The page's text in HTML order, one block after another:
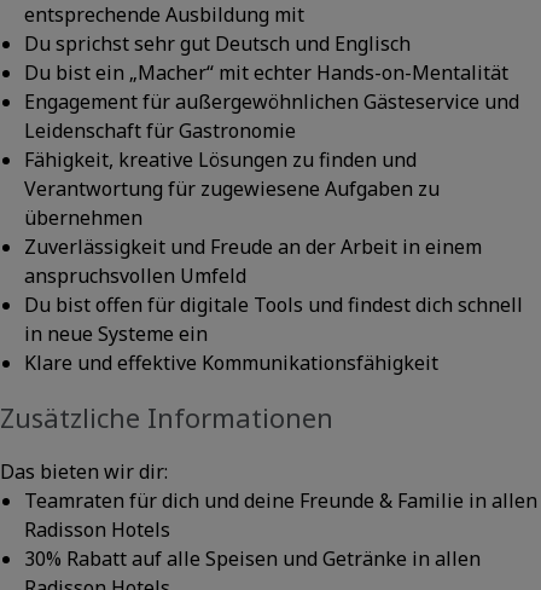
entsprechende Ausbildung mit
Du sprichst sehr gut Deutsch und Englisch
Du bist ein „Macher“ mit echter Hands-on-Mentalität
Engagement für außergewöhnlichen Gästeservice und
Leidenschaft für Gastronomie
Fähigkeit, kreative Lösungen zu finden und
Verantwortung für zugewiesene Aufgaben zu
übernehmen
Zuverlässigkeit und Freude an der Arbeit in einem
anspruchsvollen Umfeld
Du bist offen für digitale Tools und findest dich schnell
in neue Systeme ein
Klare und effektive Kommunikationsfähigkeit
Zusätzliche Informationen
Das bieten wir dir:
Teamraten für dich und deine Freunde & Familie in allen
Radisson Hotels
30% Rabatt auf alle Speisen und Getränke in allen